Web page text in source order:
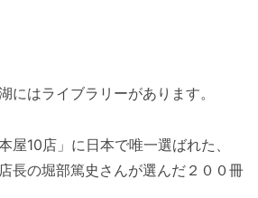
にはライブラリーがあります。
屋10店」に日本で唯一選ばれた、
長の堀部篤史さんが選んだ２００冊